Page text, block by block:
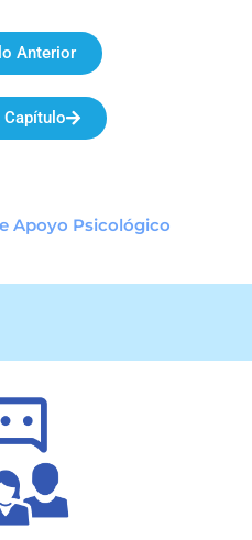
Anterior
Apoyo Psicológico